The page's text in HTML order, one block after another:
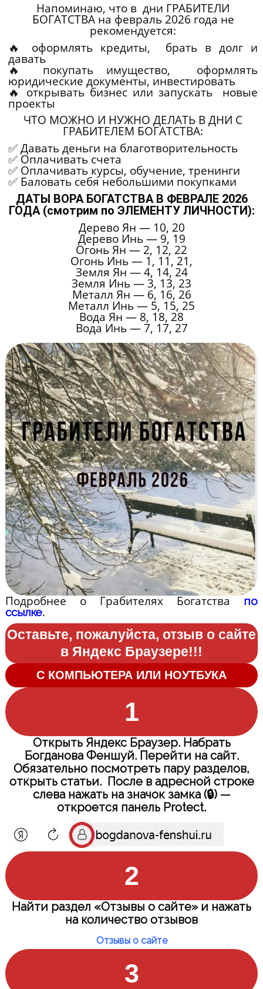
Напоминаю, что в дни ГРАБИТЕЛИ
БОГАТСТВА на февраль 2026 года не
рекомендуется:
🔥 оформлять кредиты, брать в долг и
давать
🔥 покупать имущество, оформлять
юридические документы, инвестировать
🔥 открывать бизнес или запускать новые
проекты
ЧТО МОЖНО И НУЖНО ДЕЛАТЬ В ДНИ С
ГРАБИТЕЛЕМ БОГАТСТВА:
✅ Давать деньги на благотворительность
✅ Оплачивать счета
✅ Оплачивать курсы, обучение, тренинги
✅ Баловать себя небольшими покупками
ДАТЫ ВОРА БОГАТСТВА В ФЕВРАЛЕ 2026
ГОДА (смотрим по ЭЛЕМЕНТУ ЛИЧНОСТИ):
Дерево Ян — 10, 20
Дерево Инь — 9, 19
Огонь Ян — 2, 12, 22
Огонь Инь — 1, 11, 21,
Земля Ян — 4, 14, 24
Земля Инь — 3, 13, 23
Металл Ян — 6, 16, 26
Металл Инь — 5, 15, 25
Вода Ян — 8, 18, 28
Вода Инь — 7, 17, 27
Подробнее о Грабителях Богатства по
ссылке.
Оставьте, пожалуйста, отзыв о сайте
в Яндекс Браузере!!!
С КОМПЬЮТЕРА ИЛИ НОУТБУКА
1
Открыть Яндекс Браузер. Набрать
Богданова Феншуй. Перейти на сайт.
Обязательно посмотреть пару разделов,
открыть статьи. После в адресной строке
слева нажать на значок замка (🔒) —
откроется панель Protect.
2
Найти раздел «Отзывы о сайте» и нажать
на количество отзывов
Отзывы о сайте
3